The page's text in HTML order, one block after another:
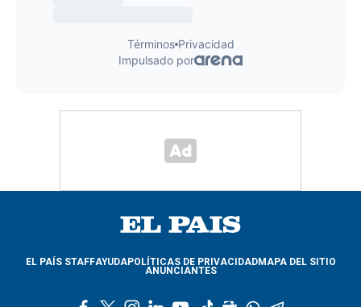
EL PAÍS STAFFAYUDAPOLÍTICAS DE PRIVACIDADMAPA DEL SITIO
ANUNCIANTES